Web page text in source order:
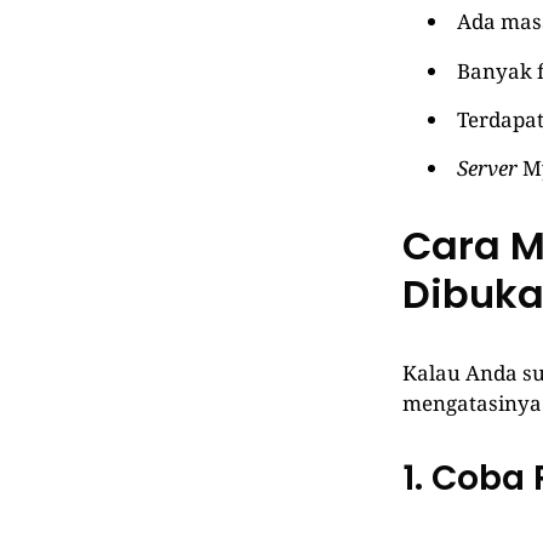
Ada
Banyak
Server
Cara
Dibuka
Kalau Anda
1. Coba